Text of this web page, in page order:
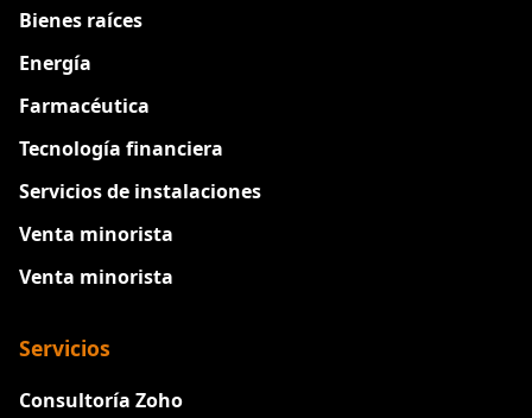
Bienes raíces
Energía
Farmacéutica
Tecnología financiera
Servicios de instalaciones
Venta minorista
Venta minorista
Servicios
Consultoría Zoho